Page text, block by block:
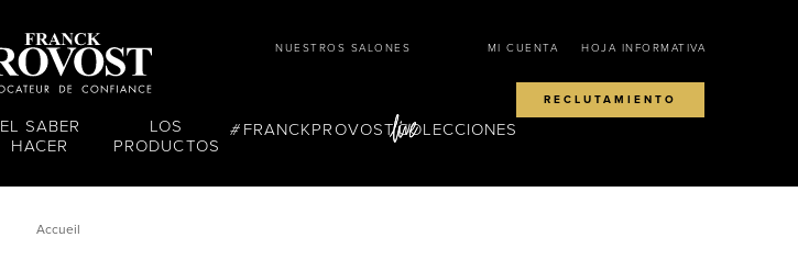
NUESTROS SALONES MI CUENTA HOJA INFORMATIVA
RECLUTAMIENTO
EL SABER
HACER
LOS
PRODUCTOS
FRANCKPROVOSTCOLECCIONES
Accueil